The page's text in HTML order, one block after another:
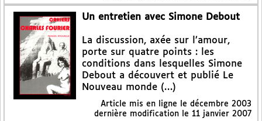
Un entretien avec Simone Debout
La discussion, axée sur l’amour,
porte sur quatre points : les
conditions dans lesquelles Simone
Debout a découvert et publié Le
Nouveau monde (…)
Article mis en ligne le décembre 2003
dernière modification le 11 janvier 2007